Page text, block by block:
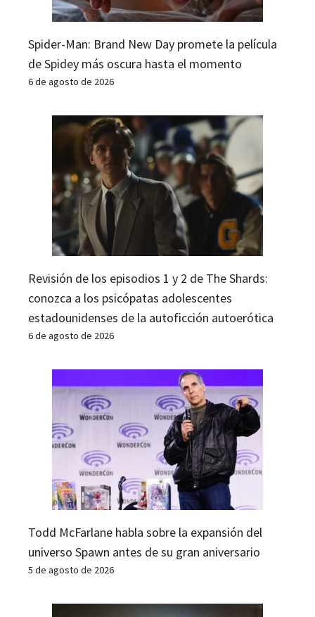
Spider-Man: Brand New Day promete la película
de Spidey más oscura hasta el momento
6 de agosto de 2026
Revisión de los episodios 1 y 2 de The Shards:
conozca a los psicópatas adolescentes
estadounidenses de la autoficción autoerótica
6 de agosto de 2026
Todd McFarlane habla sobre la expansión del
universo Spawn antes de su gran aniversario
5 de agosto de 2026